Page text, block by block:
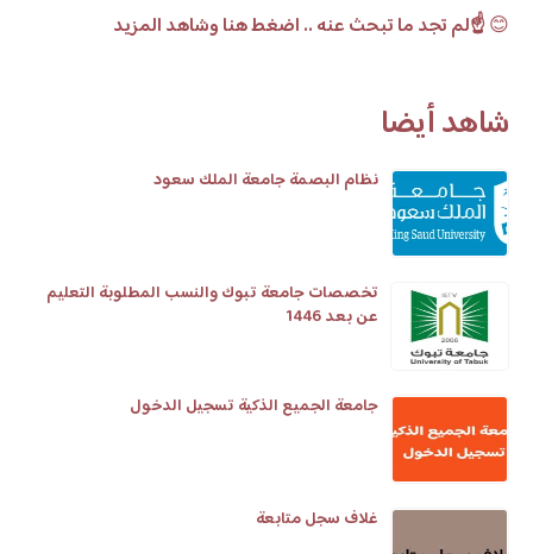
😊☝️لم تجد ما تبحث عنه .. اضغط هنا وشاهد المزيد
شاهد أيضا
نظام البصمة جامعة الملك سعود
تخصصات جامعة تبوك والنسب المطلوبة التعليم
عن بعد 1446
جامعة الجميع الذكية تسجيل الدخول
غلاف سجل متابعة